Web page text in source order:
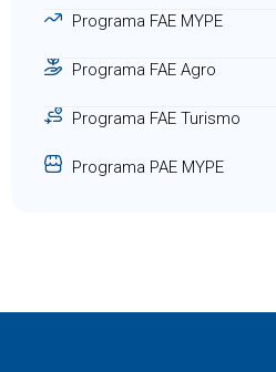
Programa FAE MYPE
Programa FAE Agro
Programa FAE Turismo
Programa PAE MYPE